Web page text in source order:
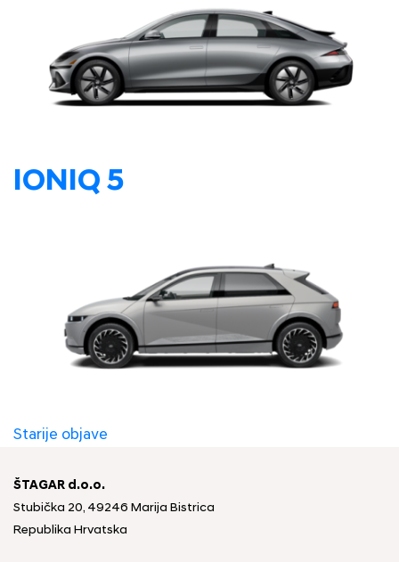
IONIQ 5
Navigacija
objava
Starije objave
ŠTAGAR d.o.o.
Stubička 20, 49246 Marija Bistrica
Republika Hrvatska